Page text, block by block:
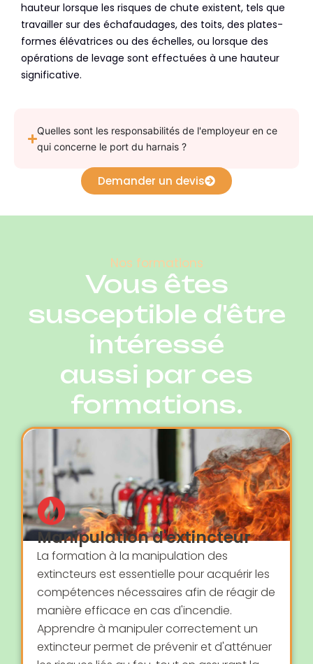
hauteur lorsque les risques de chute existent, tels que
travailler sur des échafaudages, des toits, des plates-
formes élévatrices ou des échelles, ou lorsque des
opérations de levage sont effectuées à une hauteur
significative.
Quelles sont les responsabilités de l'employeur en ce
qui concerne le port du harnais ?
Demander un devis
Nos formations
Vous êtes
susceptible d'être
intéressé
aussi par ces
formations.
Manipulation d'extincteur
La formation à la manipulation des
extincteurs est essentielle pour acquérir les
compétences nécessaires afin de réagir de
manière efficace en cas d'incendie.
Apprendre à manipuler correctement un
extincteur permet de prévenir et d'atténuer